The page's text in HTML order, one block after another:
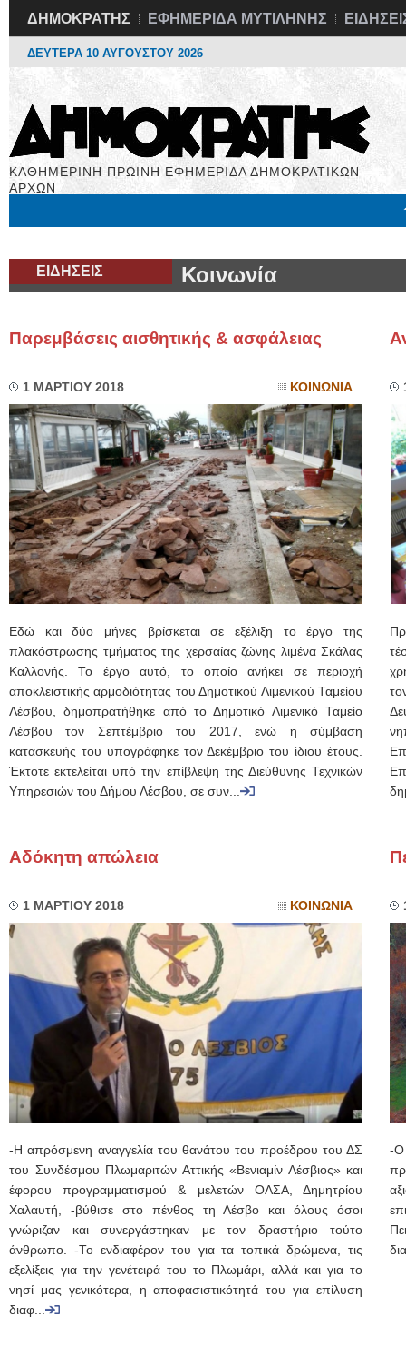
ΔΗΜΟΚΡΑΤΗΣ ΕΦΗΜΕΡΙΔΑ ΜΥΤΙΛΗΝΗΣ
ΔΕΥΤΕΡΑ 10 ΑΥΓΟΥΣΤΟΥ 2026
ΚΑΘΗΜΕΡΙΝΗ ΠΡΩΙΝΗ ΕΦΗΜΕΡΙΔΑ ΔΗΜΟΚΡΑΤΙΚΩΝ
ΑΡΧΩΝ
ΕΙΔΗΣΕΙΣ Κοινωνία
Παρεμβάσεις αισθητικής & ασφάλειας
1 ΜΑΡΤΙΟΥ 2018 ΚΟΙΝΩΝΙΑ
Εδώ και δύο μήνες βρίσκεται σε εξέλιξη το έργο της
πλακόστρωσης τμήματος της χερσαίας ζώνης λιμένα Σκάλας
Καλλονής. Το έργο αυτό, το οποίο ανήκει σε περιοχή
αποκλειστικής αρμοδιότητας του Δημοτικού Λιμενικού Ταμείου
Λέσβου, δημοπρατήθηκε από το Δημοτικό Λιμενικό Ταμείο
Λέσβου τον Σεπτέμβριο του 2017, ενώ η σύμβαση
κατασκευής του υπογράφηκε τον Δεκέμβριο του ίδιου έτους.
Έκτοτε εκτελείται υπό την επίβλεψη της Διεύθυνης Τεχνικών
Υπηρεσιών του Δήμου Λέσβου, σε συν...
Αδόκητη απώλεια
1 ΜΑΡΤΙΟΥ 2018 ΚΟΙΝΩΝΙΑ
-Η απρόσμενη αναγγελία του θανάτου του προέδρου του ΔΣ
του Συνδέσμου Πλωμαριτών Αττικής «Βενιαμίν Λέσβιος» και
έφορου προγραμματισμού & μελετών ΟΛΣΑ, Δημητρίου
Χαλαυτή, -βύθισε στο πένθος τη Λέσβο και όλους όσοι
γνώριζαν και συνεργάστηκαν με τον δραστήριο τούτο
άνθρωπο. -Το ενδιαφέρον του για τα τοπικά δρώμενα, τις
εξελίξεις για την γενέτειρά του το Πλωμάρι, αλλά και για το
νησί μας γενικότερα, η αποφασιστικότητά του για επίλυση
διαφ...
-Ο